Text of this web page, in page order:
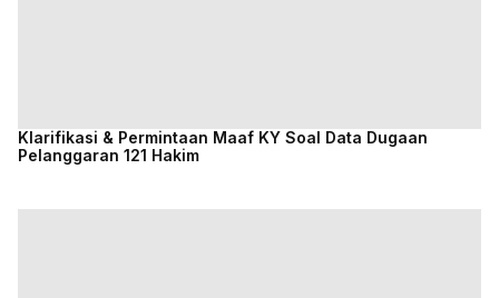
Klarifikasi & Permintaan Maaf KY Soal Data Dugaan
Pelanggaran 121 Hakim